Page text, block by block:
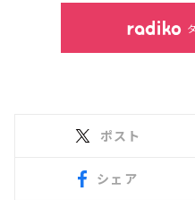
ポスト
シェア